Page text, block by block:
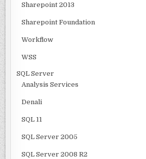
Sharepoint 2013
Sharepoint Foundation
Workflow
WSS
SQL Server
Analysis Services
Denali
SQL 11
SQL Server 2005
SQL Server 2008 R2